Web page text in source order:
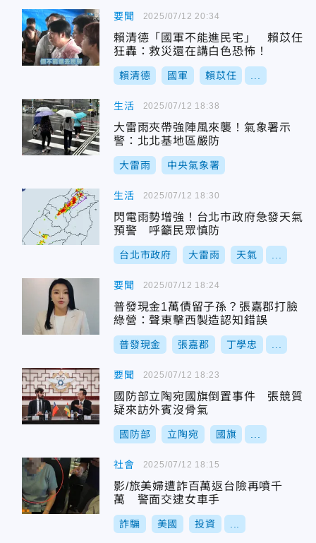
要聞
賴清德「國軍不能進民宅」 賴苡任
狂轟：救災還在講白色恐怖！
賴清德 國軍 賴苡任
2025/07/12 20:34
生活
大雷雨夾帶強陣風來襲！氣象署示
警：北北基地區嚴防
大雷雨 中央氣象署
2025/07/12 18:38
生活
閃電雨勢增強！台北市政府急發天氣
預警 呼籲民眾慎防
台北市政府 大雷雨 天氣
2025/07/12 18:30
要聞
普發現金1萬債留子孫？張嘉郡打臉
綠營：聲東擊西製造認知錯誤
普發現金 張嘉郡 丁學忠
2025/07/12 18:24
要聞
國防部立陶宛國旗倒置事件 張競質
疑來訪外賓沒骨氣
國防部 立陶宛 國旗
2025/07/12 18:23
社會
影/旅美婦遭詐百萬返台險再噴千
萬 警面交逮女車手
詐騙 美國 投資
2025/07/12 18:15